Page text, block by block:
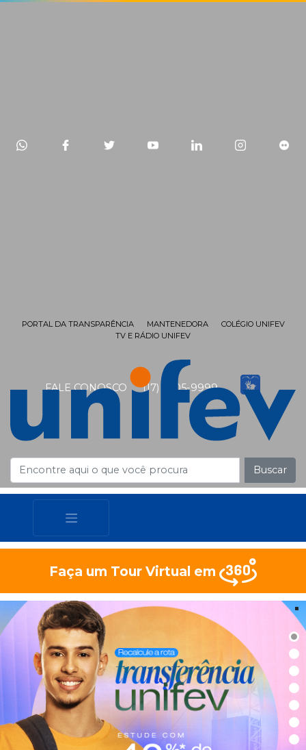
FALE CONOSCO (17) 3405-9999
PORTAL DA TRANSPARÊNCIA MANTENEDORA
COLÉGIO UNIFEV
TV E RÁDIO UNIFEV
Buscar
Faça um Tour Virtual em